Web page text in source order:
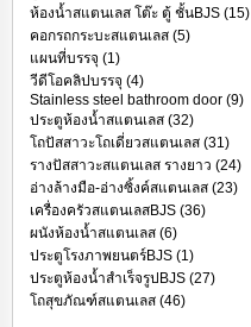
ห้องน้ำสแตนเลส โต๊ะ ตู้ ชั้นBJS (15)
คอกรถกระบะสแตนเลส (5)
แผนที่บรรจุ (1)
วีดีโอคลิปบรรจุ (4)
Stainless steel bathroom door (9)
ประตูห้องน้ำสแตนเลส (32)
โถปัสสาวะโถเดี่ยวสแตนเลส (31)
รางปัสสาวะสแตนเลส รางยาว (24)
อ่างล้างมือ-อ่างซิ้งค์สแตนเลส (23)
เครื่องครัวสแตนเลสBJS (36)
ผนังห้องน้ำสแตนเลส (6)
ประตูโรงภาพยนตร์BJS (1)
ประตูห้องน้ำสำเร็จรูปBJS (27)
โถสุขภัณฑ์สแตนเลส (46)